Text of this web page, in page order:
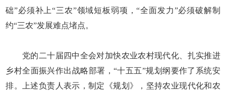
础”必须补上“三农”领域短板弱项，“全面发力”必须破解制
约“三农”发展难点堵点。
党的二十届四中全会对加快农业农村现代化、扎实推进
乡村全面振兴作出战略部署，“十五五”规划纲要作了系统安
排。上述负责人表示，制定《规划》，坚持农业现代化和农